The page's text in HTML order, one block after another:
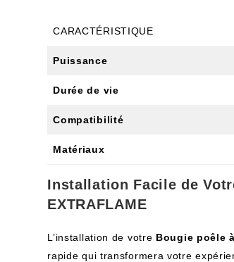
CARACTÉRISTIQUE
Puissance
Durée de vie
Compatibilité
Matériaux
Installation Facile de
EXTRAFLAME
L’installation de votre Bougie poêle
rapide qui transformera votre